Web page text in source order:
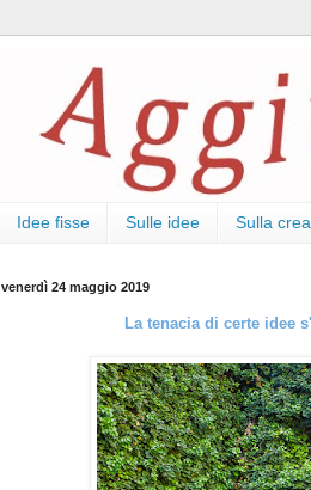
Idee fisse Sulle idee Sulla
venerdì 24 maggio 2019
La tenacia di certe idee